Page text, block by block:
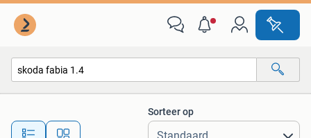
Alle afstanden…
Sorteer op